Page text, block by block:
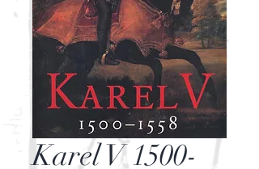
Karel V 1500-